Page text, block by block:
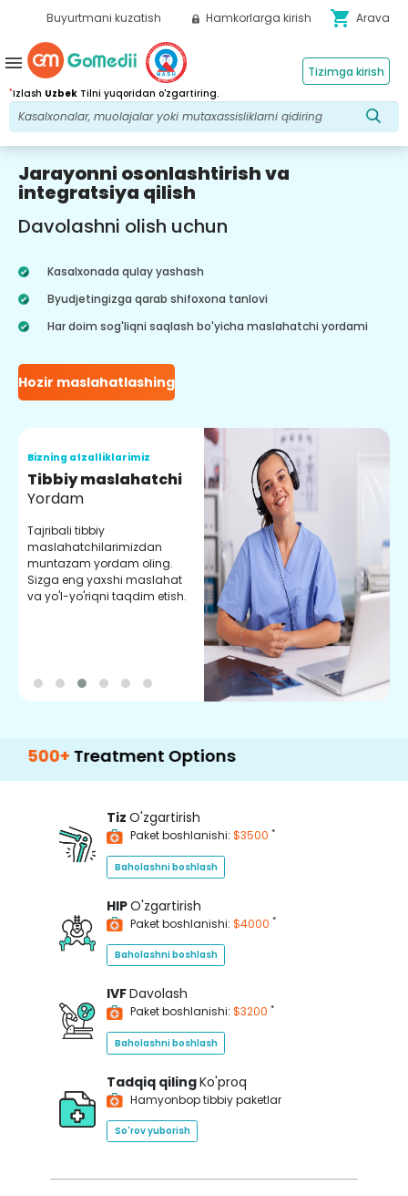
Buyurtmani kuzatish Hamkorlarga kirish shopping_cart Arava
*Izlash Uzbek Tilni yuqoridan o'zgartiring.
Tizimga kirish
menu
Jarayonni osonlashtirish va
integratsiya qilish
Davolashni olish uchun
Kasalxonada qulay yashash
Byudjetingizga qarab shifoxona tanlovi
Har doim sog'liqni saqlash bo'yicha maslahatchi yordami
Hozir maslahatlashing
Bizning afzalliklarimiz
Tibbiy maslahatchi
Yordam
Tajribali tibbiy
maslahatchilarimizdan
muntazam yordam oling.
Sizga eng yaxshi maslahat
va yo'l-yo'riqni taqdim etish.
Treatment Options
Tiz O'zgartirish
Paket boshlanishi: $3500 *
Baholashni boshlash
HIPO'zgartirish
Paket boshlanishi: $4000 *
Baholashni boshlash
IVFDavolash
Paket boshlanishi: $3200 *
Baholashni boshlash
Tadqiq qilingKo'proq
Hamyonbop tibbiy paketlar
So'rov yuborish